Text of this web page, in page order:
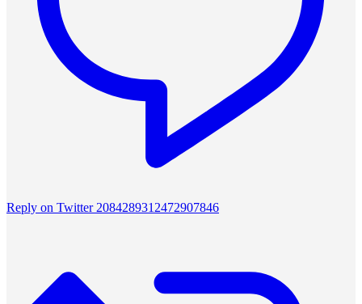
Reply on Twitter 2084289312472907846